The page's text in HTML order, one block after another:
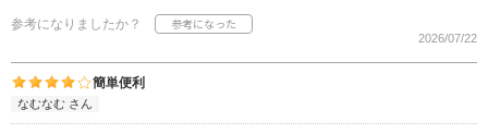
参考になりましたか？
2026/07/22
簡単便利
なむなむ さん